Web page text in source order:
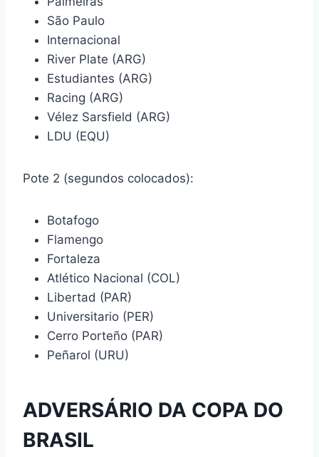
São Paulo
Internacional
River Plate (ARG)
Estudiantes (ARG)
Racing (ARG)
Vélez Sarsfield (ARG)
LDU (EQU)
Pote 2 (segundos colocados):
Botafogo
Flamengo
Fortaleza
Atlético Nacional (COL)
Libertad (PAR)
Universitario (PER)
Cerro Porteño (PAR)
Peñarol (URU)
ADVERSÁRIO DA COPA DO
BRASIL